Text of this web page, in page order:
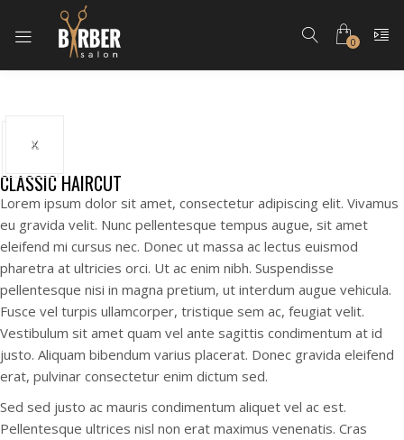
0
CLASSIC HAIRCUT
Lorem ipsum dolor sit amet, consectetur adipiscing elit. Vivamus
eu gravida velit. Nunc pellentesque tempus augue, sit amet
eleifend mi cursus nec. Donec ut massa ac lectus euismod
pharetra at ultricies orci. Ut ac enim nibh. Suspendisse
pellentesque nisi in magna pretium, ut interdum augue vehicula.
Fusce vel turpis ullamcorper, tristique sem ac, feugiat velit.
Vestibulum sit amet quam vel ante sagittis condimentum at id
justo. Aliquam bibendum varius placerat. Donec gravida eleifend
erat, pulvinar consectetur enim dictum sed.
Sed sed justo ac mauris condimentum aliquet vel ac est.
Pellentesque ultrices nisl non erat maximus venenatis. Cras